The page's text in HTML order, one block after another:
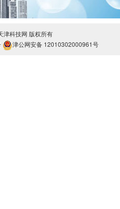
津科技网 版权所有
津公网安备 12010302000961号